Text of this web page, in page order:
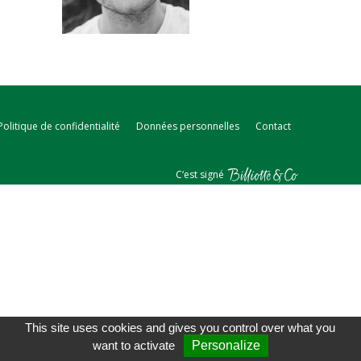
de confidentialité Données personnelles Contact
C‘est signé
This site uses cookies and gives you control over what you
want to activate
Personalize